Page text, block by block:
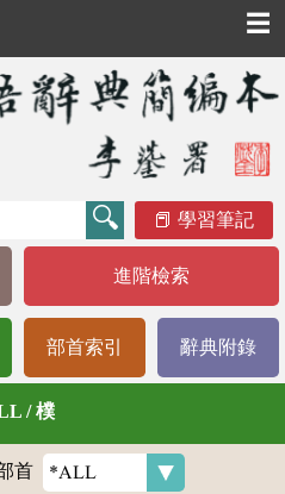
☰
學習筆記
進階檢索
部首索引 辭典附錄
/ 樸
首